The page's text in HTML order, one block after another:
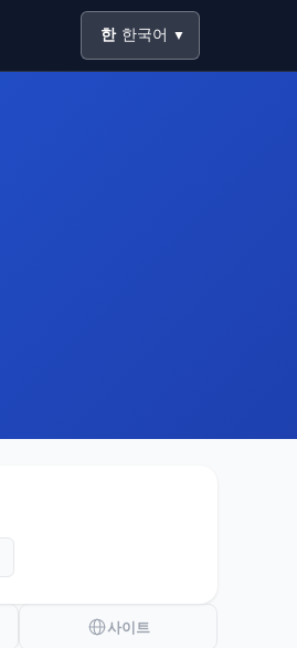
한 한국어 ▼
사이트